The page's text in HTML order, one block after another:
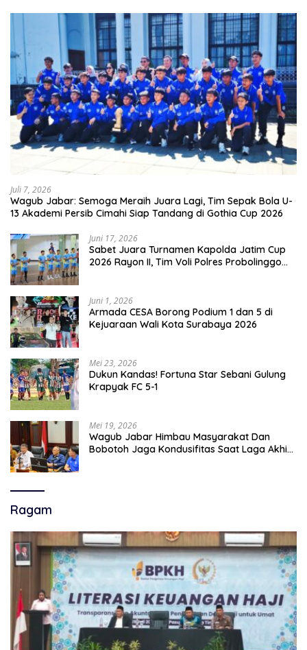
Juli 7, 2026
Wagub Jabar: Semoga Meraih Juara Lagi, Tim Sepak Bola U-
13 Akademi Persib Cimahi Siap Tandang di Gothia Cup 2026
Juni 17, 2026
Sabet Juara Turnamen Kapolda Jatim Cup
2026 Rayon II, Tim Voli Polres Probolinggo
Juni 1, 2026
Armada CESA Borong Podium 1 dan 5 di
Kejuaraan Wali Kota Surabaya 2026
Mei 23, 2026
Dukun Kandas! Fortuna Star Sebani Gulung
Krapyak FC 5-1
Mei 19, 2026
Wagub Jabar Himbau Masyarakat Dan
Bobotoh Jaga Kondusifitas Saat Laga Akhir
Ragam